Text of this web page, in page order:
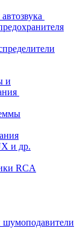
и
и др.
RCA
шумоподавители